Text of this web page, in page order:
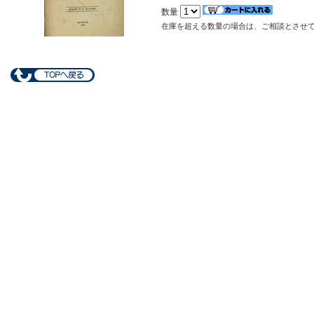
数量
在庫を超える数量の場合は、ご相談とさせ